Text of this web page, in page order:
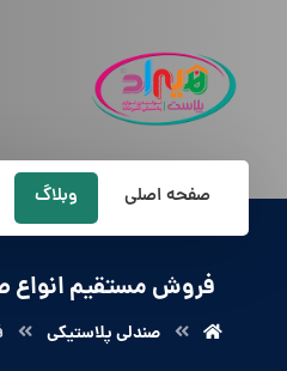
صفحه اصلی وبلاگ
فروش مستقیم انواع
صندلی پلاستیکی